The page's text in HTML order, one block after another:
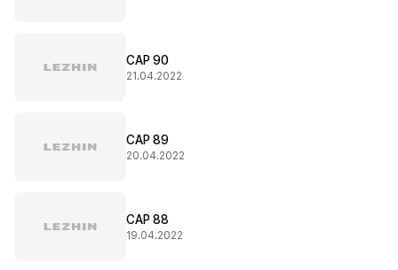
CAP 90
21.04.2022
CAP 89
20.04.2022
CAP 88
19.04.2022